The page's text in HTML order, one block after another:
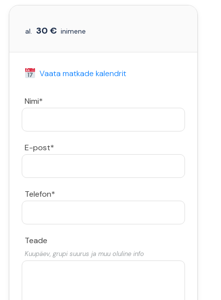
al. 30 € inimene
Vaata matkade kalendrit
Nimi*
E-post*
Telefon*
Teade
Kuupäev, grupi suurus ja muu oluline info